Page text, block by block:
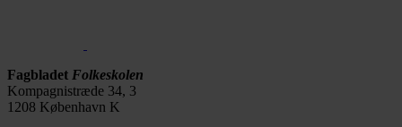
Fagbladet Folkeskolen
Kompagnistræde 34, 3
1208 København K